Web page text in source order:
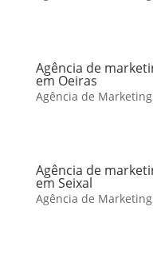
Agência de
em Oeiras
Agência de
Agência de
em Seixal
Agência de